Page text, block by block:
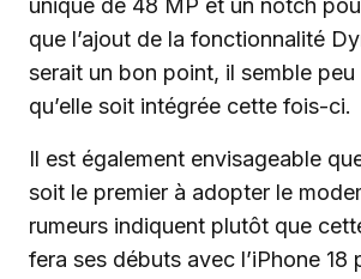
unique de 48 MP et un notch
que l’ajout de la fonctionnalité
serait un bon point, il semble
qu’elle soit intégrée cette fois-ci.
Il est également envisageable
soit le premier à adopter le
rumeurs indiquent plutôt que
fera ses débuts avec l’iPhone 18